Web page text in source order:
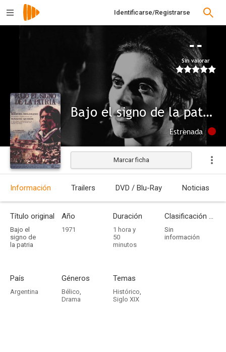
Identificarse/Registrarse
--
Sin valorar
Bajo el signo de la patria
Estrenada
Marcar ficha
Información Trailers DVD / Blu-Ray Noticias
Título original
Bajo el
signo de
la patria
Año
1971
Duración
1 hora y
50
minutos
Clasificación por edades
Sin
información
País
Argentina
Géneros
Bélico,
Drama
Temas
Histórico,
Siglo XIX